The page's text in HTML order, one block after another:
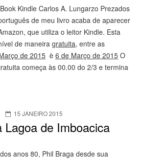
Kindle Carlos A. Lungarzo Prezados
de meu livro acaba de aparecer
que utiliza o leitor Kindle. Esta
de maneira gratuita, entre as
de 2015 è 6 de Março de 2015 O
começa às 00.00 do 2/3 e termina
15 JANEIRO 2015
Lagoa de Imboacica
anos 80, Phil Braga desde sua